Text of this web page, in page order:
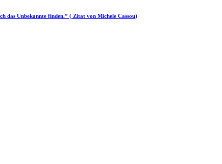
das Unbekan­nte find­en.” ( Zitat von Michele Cassou)